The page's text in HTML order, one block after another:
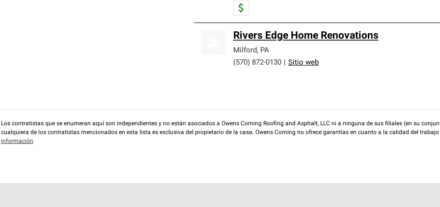
Rivers Edge Home Renovations
Milford , PA
(570) 872-0130
Sitio web
Los contratistas que se enumeran aquí son independientes y no están asociados a Owens Corning Roofing and Asphalt, LLC ni a ninguna de sus filiales (en su
cualquiera de los contratistas mencionados en esta lista es exclusiva del propietario de la casa. Owens Corning no ofrece garantías en cuanto a la calidad del
información